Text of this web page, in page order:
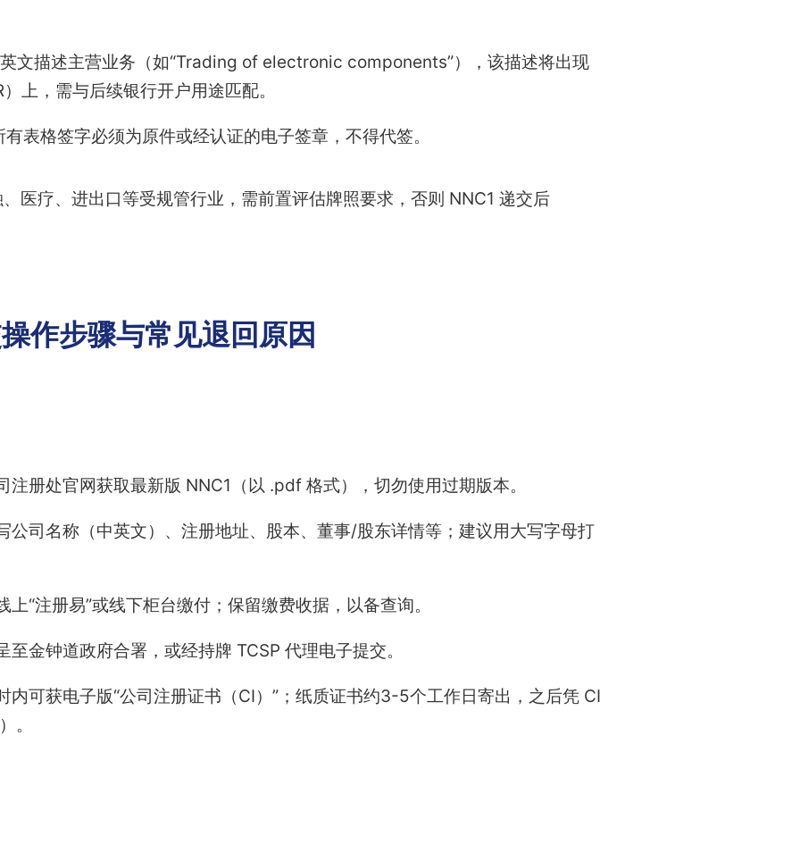
文描述主营业务（如“Trading of electronic components”），该描述将出现
上，需与后续银行开户用途匹配。
有表格签字必须为原件或经认证的电子签章，不得代签。
医疗、进出口等受规管行业，需前置评估牌照要求，否则 NNC1 递交后
作步骤与常见退回原因
注册处官网获取最新版 NNC1（以 .pdf 格式），切勿使用过期版本。
公司名称（中英文）、注册地址、股本、董事/股东详情等；建议用大写字母打
上“注册易”或线下柜台缴付；保留缴费收据，以备查询。
至金钟道政府合署，或经持牌 TCSP 代理电子提交。
内可获电子版“公司注册证书（CI）”；纸质证书约3-5个工作日寄出，之后凭 CI
。